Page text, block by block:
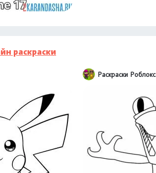
раскраски
Раскраски Роблокс